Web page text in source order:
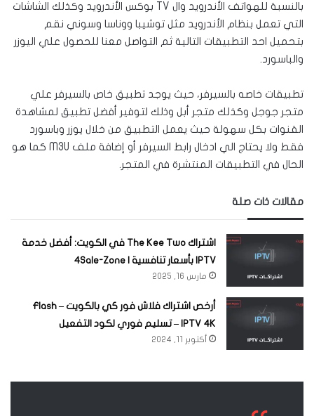
بالنسبة للهواتف الأندرويد وال TV بوكس الأندرويد وكذلك الشاشات
التي تعمل بنظام الأندرويد مثل توشيبا ووناسا وسوني نقم
بتحميل احد التطبيقات التالية ثم التواصل معنا للحصول علي اليوزر
والباسورد.
تطبيقات خاصه بالسيرفر، حيث يوجد تطبيق خاص بالسيرفر علي
متجر جوجل وكذلك متجر أبل وذلك لتوفير أفضل تطبيق لمشاهدة
القنوات بكل سهولة حيث يعمل التطبيق من خلال يوزر وباسورد
فقط ولا يحتاج الي ادخال رابط السيرفر أو إضافة ملف M3U كما هو
الحال في التطبيقات المنتشرة في المتجر.
مقالات ذات صلة
اشتراك The Kee Two في الكويت: أفضل خدمة
IPTV بأسعار تنافسية | 4Sale-Zone
مارس 16, 2025
أرخص اشتراك فلاش فور كي بالكويت – Flash
IPTV 4K – تسليم فوري لكود التفعيل
أكتوبر 11, 2024